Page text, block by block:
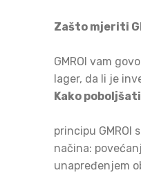
Zašto mjeriti
GMROI vam
lager, da li je
Kako poboljšati
principu GMROI
načina:
unapređenjem